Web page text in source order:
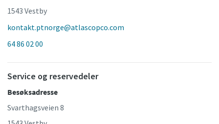
1543 Vestby
kontakt.ptnorge@atlascopco.com
64 86 02 00
Service og reservedeler
Besøksadresse
Svarthagsveien 8